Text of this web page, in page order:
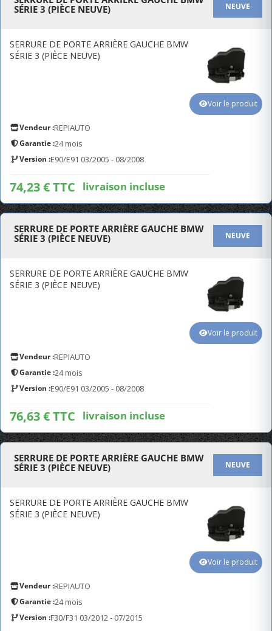
SÉRIE 3 (PIÈCE NEUVE)
NEUVE
SERRURE DE PORTE ARRIÈRE GAUCHE BMW
SÉRIE 3 (PIÈCE NEUVE)
Vendeur :REPIAUTO
Garantie :24 mois
Version :E90/E91 03/2005 - 08/2008
74,23 € TTC livraison incluse
Voir le produit
SERRURE DE PORTE ARRIÈRE GAUCHE BMW
SÉRIE 3 (PIÈCE NEUVE)
NEUVE
SERRURE DE PORTE ARRIÈRE GAUCHE BMW
SÉRIE 3 (PIÈCE NEUVE)
Vendeur :REPIAUTO
Garantie :24 mois
Version :E90/E91 03/2005 - 08/2008
76,63 € TTC livraison incluse
Voir le produit
SERRURE DE PORTE ARRIÈRE GAUCHE BMW
SÉRIE 3 (PIÈCE NEUVE)
NEUVE
SERRURE DE PORTE ARRIÈRE GAUCHE BMW
SÉRIE 3 (PIÈCE NEUVE)
Vendeur :REPIAUTO
Garantie :24 mois
Version :F30/F31 03/2012 - 07/2015
Voir le produit